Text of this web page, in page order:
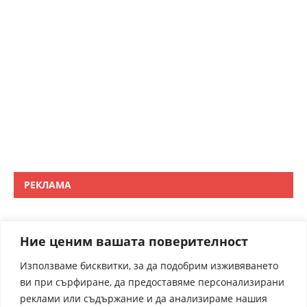
Ние ценим вашата поверителност
Използваме бисквитки, за да подобрим изживяването
ви при сърфиране, да предоставяме персонализирани
реклами или съдържание и да анализираме нашия
РЕКЛАМА